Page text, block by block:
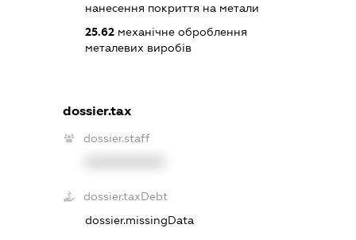
нанесення покриття на метали
25.62 механічне оброблення
металевих виробів
dossier.tax
dossier.staff
dossier.taxDebt
dossier.missingData